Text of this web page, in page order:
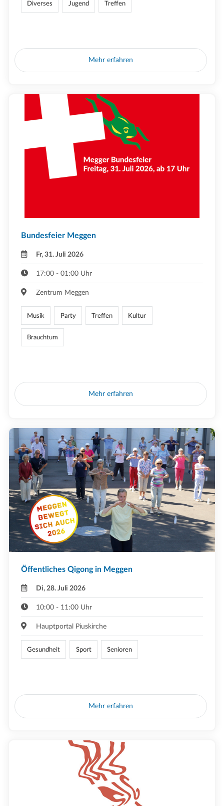
Diverses Jugend Treffen
Mehr erfahren
Bundesfeier Meggen
Fr, 31. Juli 2026
17:00 - 01:00 Uhr
Zentrum Meggen
Musik Party Treffen Kultur
Brauchtum
Mehr erfahren
Öffentliches Qigong in Meggen
Di, 28. Juli 2026
10:00 - 11:00 Uhr
Hauptportal Piuskirche
Gesundheit Sport Senioren
Mehr erfahren